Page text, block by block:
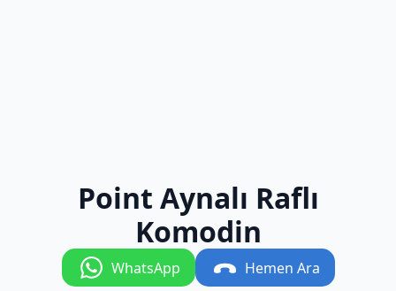
Point Aynalı Raflı
Komodin
WhatsApp Hemen Ara